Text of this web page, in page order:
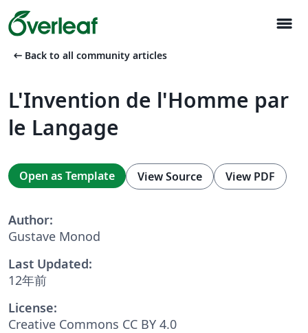
menu
arrow_left_alt Back to all community articles
L'Invention de l'Homme par
le Langage
Open as Template View Source View PDF
Author:
Gustave Monod
Last Updated:
12年前
License:
Creative Commons CC BY 4.0